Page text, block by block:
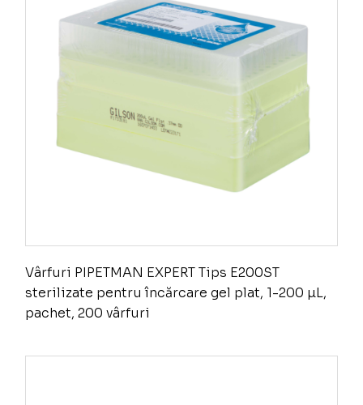
Vârfuri PIPETMAN EXPERT Tips E200ST
sterilizate pentru încărcare gel plat, 1-200 µL,
pachet, 200 vârfuri